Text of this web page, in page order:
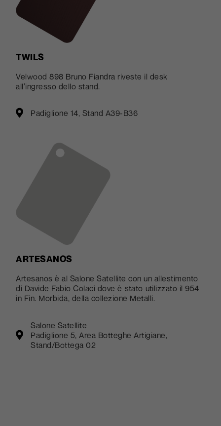
TWILS
Velwood 898 Bruno Fiandra riveste il desk
all’ingresso dello stand.
Padiglione 14, Stand A39-B36
ARTESANOS
Artesanos è al Salone Satellite con un allestimento
di Davide Fabio Colaci dove è stato utilizzato il 954
in Fin. Morbida, della collezione Metalli.
Salone Satellite
Padiglione 5, Area Botteghe Artigiane,
Stand/Bottega 02